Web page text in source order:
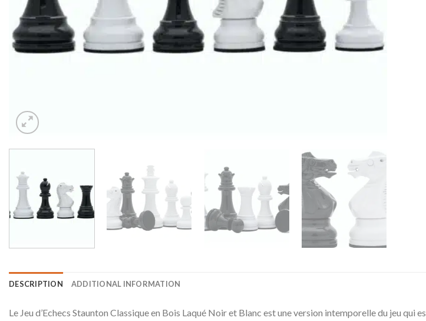
DESCRIPTION ADDITIONAL INFORMATION
Le Jeu d’Echecs Staunton Classique en Bois Laqué Noir et Blanc est une version intemporelle du jeu